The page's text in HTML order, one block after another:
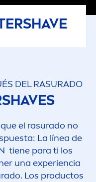
DEL RASURADO
el rasurado no
La línea de
tiene para ti los
una experiencia
Los productos